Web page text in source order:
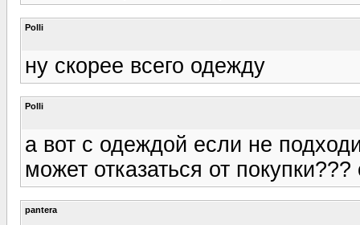
Polli
ну скорее всего одежду
Polli
а вот с одеждой если не
может отказаться от
pantera